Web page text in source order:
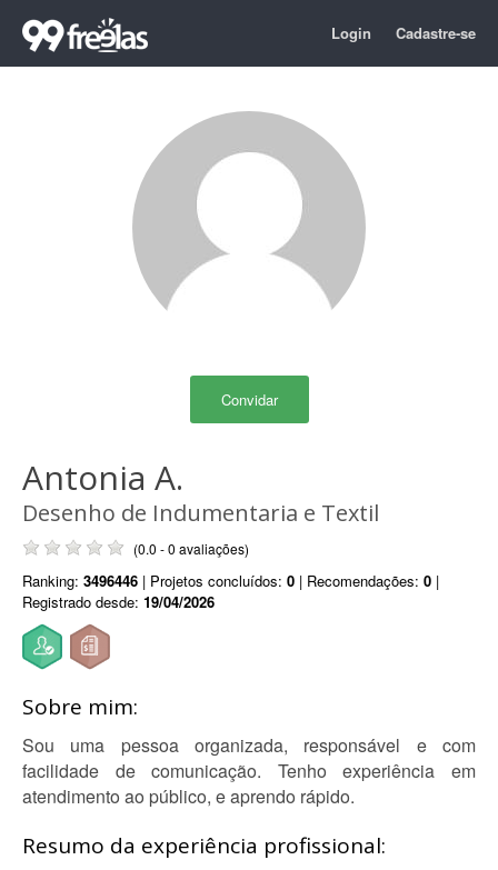
Login Cadastre-se
Convidar
Antonia A.
Desenho de Indumentaria e Textil
(0.0 - 0 avaliações)
Ranking: 3496446 | Projetos concluídos: 0 | Recomendações: 0 |
Registrado desde: 19/04/2026
Sobre mim:
Sou uma pessoa organizada, responsável e com
facilidade de comunicação. Tenho experiência em
atendimento ao público, e aprendo rápido.
Resumo da experiência profissional: